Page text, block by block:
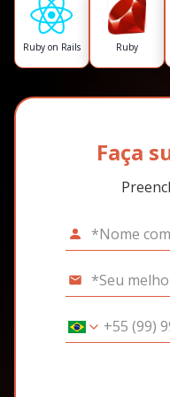
Ruby on Rails Ruby
Faça